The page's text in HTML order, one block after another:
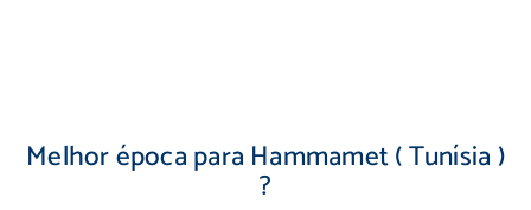
Melhor época para Hammamet ( Tunísia )
?